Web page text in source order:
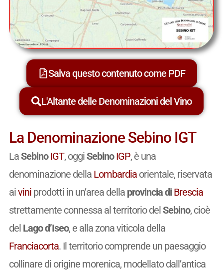
Salva questo contenuto come PDF
L'Altante delle Denominazioni del Vino
La Denominazione Sebino IGT
LaSebinoIGT, oggiSebinoIGP, è una
denominazione della Lombardiaorientale, riservata
aiviniprodotti in un’area della provincia diBrescia
strettamente connessa al territorio delSebino, cioè
del Lago d’Iseo, e alla zona viticola della
Franciacorta. Il territorio comprende un paesaggio
collinare di origine morenica, modellato dall’antica